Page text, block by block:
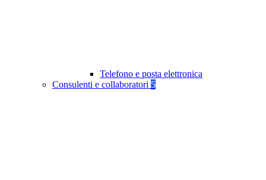
Telefono e posta elettronica
Consulenti e collaboratori 5